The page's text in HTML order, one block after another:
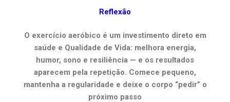
Reflexão
O exercício aeróbico é um investimento direto em
saúde e Qualidade de Vida: melhora energia,
humor, sono e resiliência — e os resultados
aparecem pela repetição. Comece pequeno,
mantenha a regularidade e deixe o corpo “pedir” o
próximo passo